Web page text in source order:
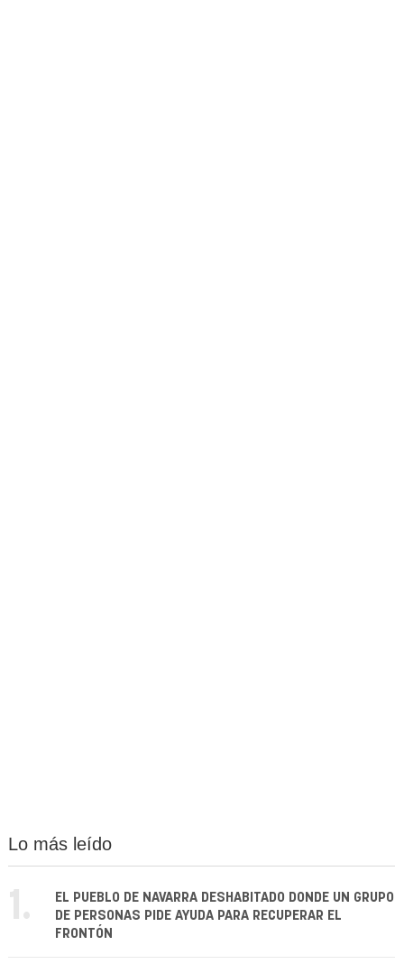
Lo más leído
1.
EL PUEBLO DE NAVARRA DESHABITADO DONDE UN GRUPO
DE PERSONAS PIDE AYUDA PARA RECUPERAR EL
FRONTÓN